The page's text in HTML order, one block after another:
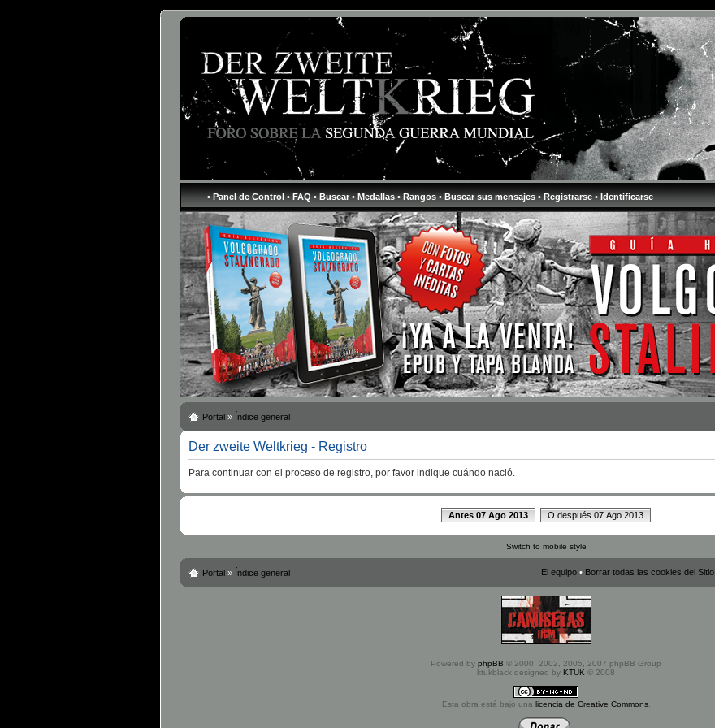
• Panel de Control • FAQ • Buscar • Medallas • Rangos • Buscar sus mensajes • Registrarse • Identificarse
Portal » Índice general
Der zweite Weltkrieg - Registro
Para continuar con el proceso de registro, por favor indique cuándo nació.
Antes 07 Ago 2013 O después 07 Ago 2013
Switch to mobile style
Portal » Índice general El equipo • Borrar todas las cookies del Sitio
Powered by phpBB © 2000, 2002, 2005, 2007 phpBB Group
ktukblack designed by KTUK © 2008
Esta obra está bajo una licencia de Creative Commons.